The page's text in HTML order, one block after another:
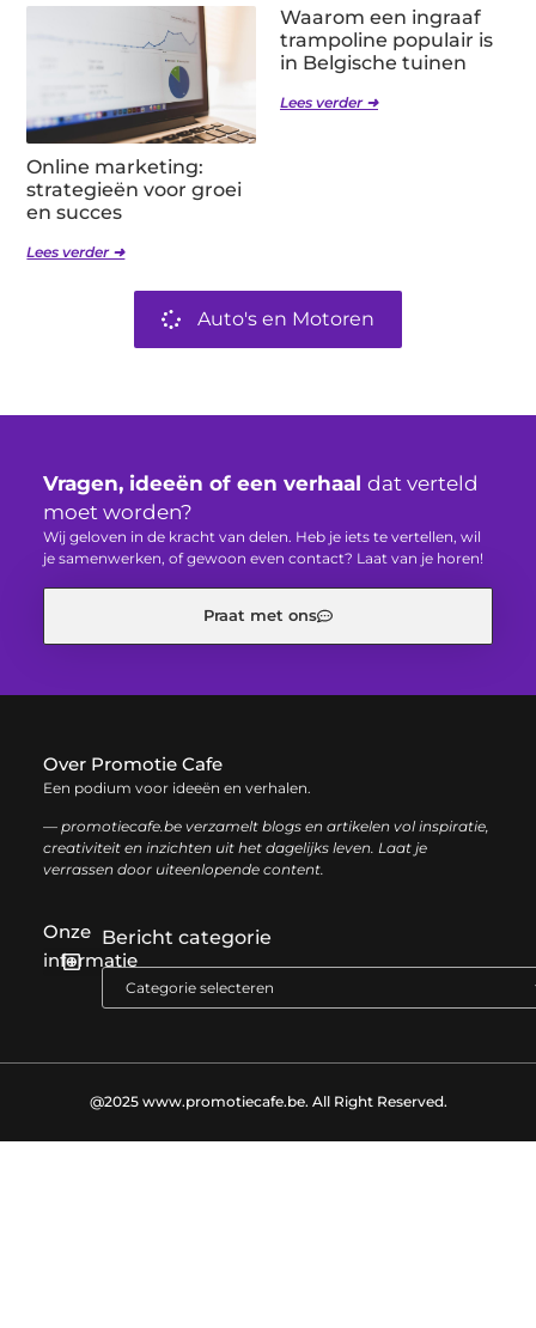
Online marketing:
strategieën voor groei
en succes
Lees verder ➜
Waarom een ingraaf
trampoline populair is
in Belgische tuinen
Lees verder ➜
Auto's en Motoren
Vragen, ideeën of een verhaal dat verteld
moet worden?
Wij geloven in de kracht van delen. Heb je iets te vertellen, wil
je samenwerken, of gewoon even contact? Laat van je horen!
Praat met ons
Over Promotie Cafe
Een podium voor ideeën en verhalen.
— promotiecafe.be verzamelt blogs en artikelen vol inspiratie,
creativiteit en inzichten uit het dagelijks leven. Laat je
verrassen door uiteenlopende content.
Onze
informatie
Bericht categorie
@2025 www.promotiecafe.be. All Right Reserved.​